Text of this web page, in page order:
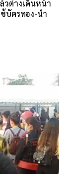
ต่างเดินหน้า
บัตรทอง-นำ